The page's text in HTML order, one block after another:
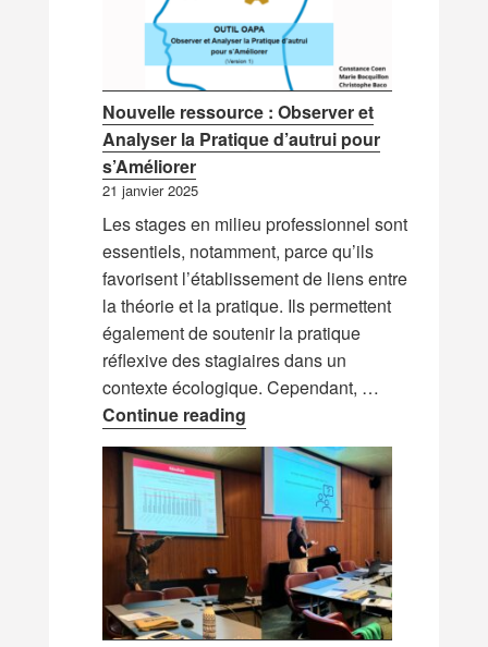
Nouvelle ressource : Observer et
Analyser la Pratique d’autrui pour
s’Améliorer
21 janvier 2025
Les stages en milieu professionnel sont
essentiels, notamment, parce qu’ils
favorisent l’établissement de liens entre
la théorie et la pratique. Ils permettent
également de soutenir la pratique
réflexive des stagiaires dans un
contexte écologique. Cependant, …
Continue readingNouvelle ressource :